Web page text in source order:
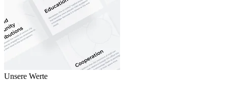
Unsere Werte